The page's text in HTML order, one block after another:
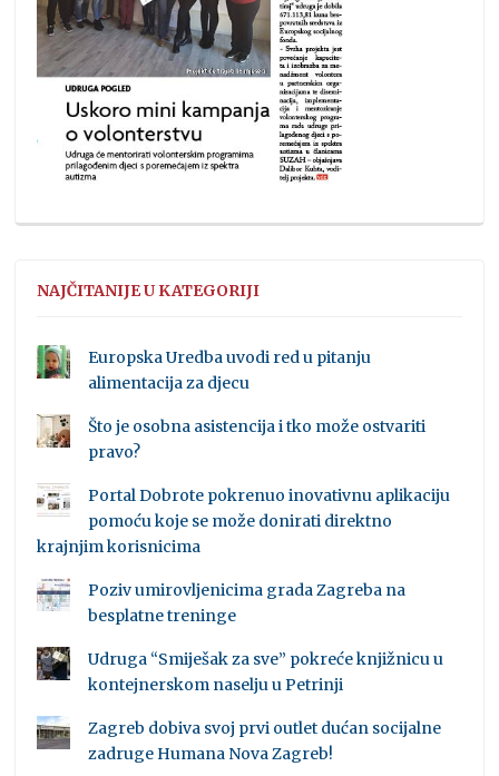
NAJČITANIJE U KATEGORIJI
Europska Uredba uvodi red u pitanju
alimentacija za djecu
Što je osobna asistencija i tko može ostvariti
pravo?
Portal Dobrote pokrenuo inovativnu aplikaciju
pomoću koje se može donirati direktno
krajnjim korisnicima
Poziv umirovljenicima grada Zagreba na
besplatne treninge
Udruga “Smiješak za sve” pokreće knjižnicu u
kontejnerskom naselju u Petrinji
Zagreb dobiva svoj prvi outlet dućan socijalne
zadruge Humana Nova Zagreb!